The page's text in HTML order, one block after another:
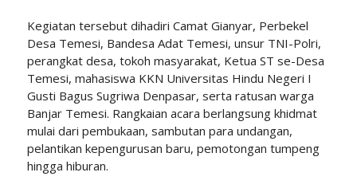
Kegiatan tersebut dihadiri Camat Gianyar, Perbekel
Desa Temesi, Bandesa Adat Temesi, unsur TNI-Polri,
perangkat desa, tokoh masyarakat, Ketua ST se-Desa
Temesi, mahasiswa KKN Universitas Hindu Negeri I
Gusti Bagus Sugriwa Denpasar, serta ratusan warga
Banjar Temesi. Rangkaian acara berlangsung khidmat
mulai dari pembukaan, sambutan para undangan,
pelantikan kepengurusan baru, pemotongan tumpeng
hingga hiburan.